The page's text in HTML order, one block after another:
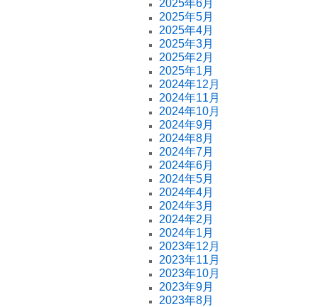
2025年6月
2025年5月
2025年4月
2025年3月
2025年2月
2025年1月
2024年12月
2024年11月
2024年10月
2024年9月
2024年8月
2024年7月
2024年6月
2024年5月
2024年4月
2024年3月
2024年2月
2024年1月
2023年12月
2023年11月
2023年10月
2023年9月
2023年8月